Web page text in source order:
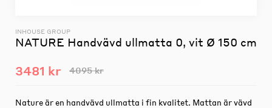
INHOUSE GROUP
NATURE Handvävd ullmatta 0, vit Ø 150 cm
3481 kr 4095 kr
Nature är en handvävd ullmatta i fin kvalitet. Mattan är vävd